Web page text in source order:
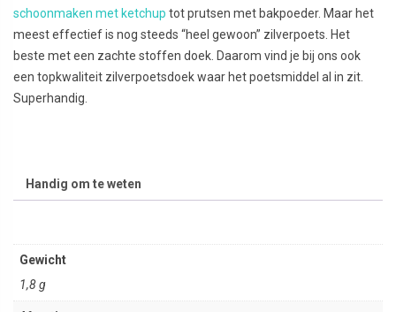
schoonmaken met ketchup tot prutsen met bakpoeder. Maar het
meest effectief is nog steeds “heel gewoon” zilverpoets. Het
beste met een zachte stoffen doek. Daarom vind je bij ons ook
een topkwaliteit zilverpoetsdoek waar het poetsmiddel al in zit.
Superhandig.
Handig om te weten
Gewicht
1,8 g